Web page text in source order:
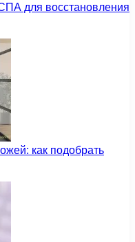
для восстановления
как подобрать